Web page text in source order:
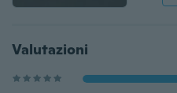
Valutazioni